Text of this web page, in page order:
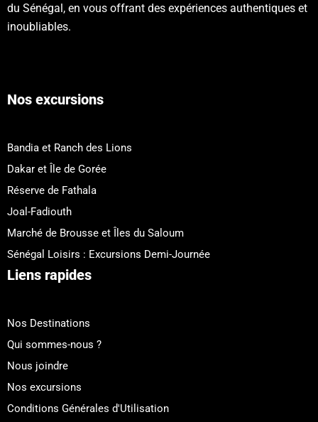
du Sénégal, en vous offrant des expériences authentiques et
inoubliables.
Nos excursions
Bandia et Ranch des Lions
Dakar et Île de Gorée
Réserve de Fathala
Joal-Fadiouth
Marché de Brousse et Îles du Saloum
Sénégal Loisirs : Excursions Demi-Journée
Liens rapides
Nos Destinations
Qui sommes-nous ?
Nous joindre
Nos excursions
Conditions Générales d'Utilisation